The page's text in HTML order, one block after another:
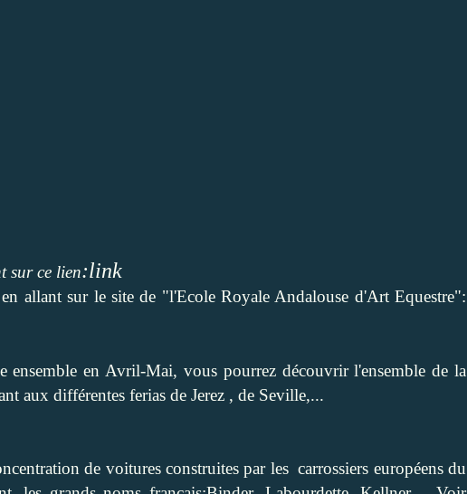
sur ce lien:link
allant sur le site de "l'Ecole Royale Andalouse d'Art Equestre":
ensemble en Avril-Mai, vous pourrez découvrir l'ensemble de la
aux différentes ferias de Jerez , de Seville,...
de voitures construites par les carrossiers européens du